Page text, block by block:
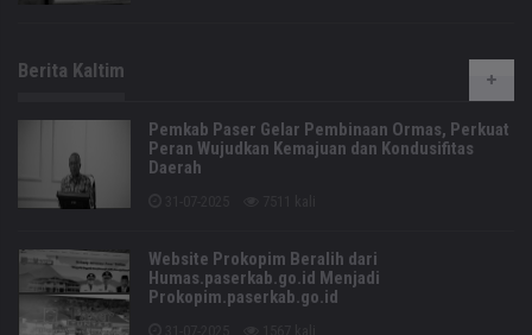
Berita Kaltim
Pemkab Paser Gelar Pembinaan Ormas, Perkuat
Peran Wujudkan Kemajuan dan Kondusifitas
Daerah
Website Prokopim Beralih dari
Humas.paserkab.go.id Menjadi
Prokopim.paserkab.go.id